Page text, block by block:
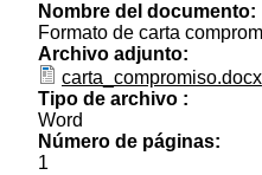
Nombre del documento:
Formato de carta
Archivo adjunto:
carta_compromiso.docx
Tipo de archivo :
Word
Número de páginas:
1